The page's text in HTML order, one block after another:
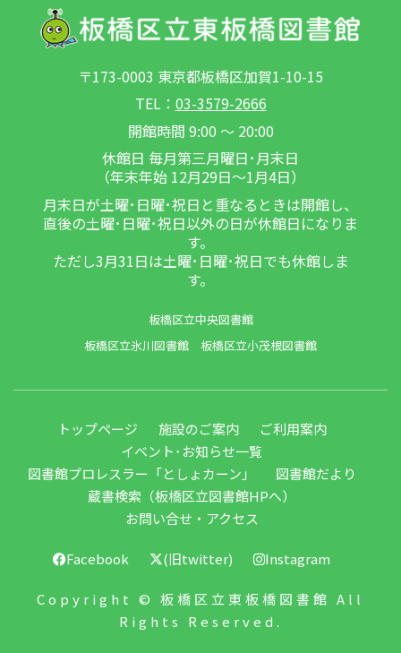
〒173-0003 東京都板橋区加賀1-10-15
TEL： 03-3579-2666
開館時間 9:00 ～ 20:00
休館日 毎月第三月曜日･月末日
（年末年始 12月29日～1月4日）
月末日が土曜･日曜･祝日と重なるときは開館し、
直後の土曜･日曜･祝日以外の日が休館日になりま
す。
ただし3月31日は土曜･日曜･祝日でも休館しま
す。
板橋区立中央図書館
板橋区立氷川図書館
板橋区立小茂根図書館
トップページ 施設のご案内
ご利用案内
イベント･お知らせ一覧
図書館プロレスラー「としょカーン」
図書館だより
蔵書検索（板橋区立図書館HPへ）
お問い合せ・アクセス
Facebook (旧twitter) Instagram
Copyright © 板橋区立東板橋図書館 All
Rights Reserved.